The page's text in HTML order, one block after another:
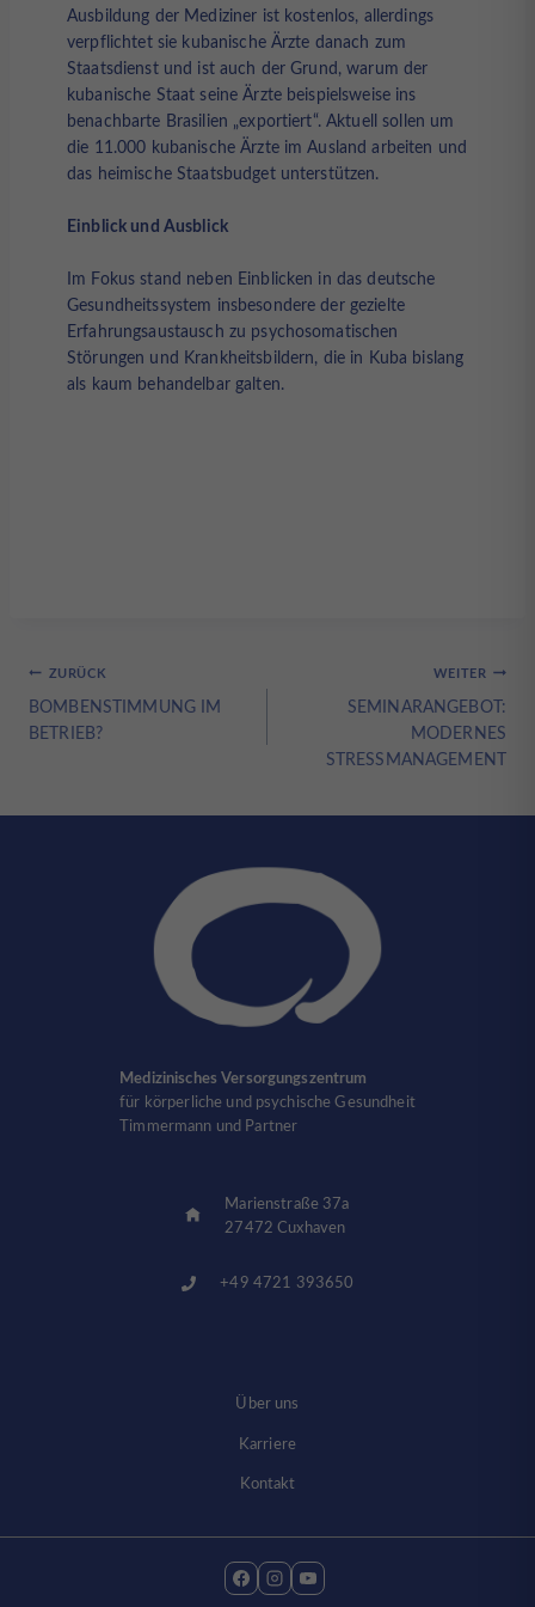
Ausbildung der Mediziner ist kostenlos, allerdings
verpflichtet sie kubanische Ärzte danach zum
Staatsdienst und ist auch der Grund, warum der
kubanische Staat seine Ärzte beispielsweise ins
benachbarte Brasilien „exportiert“. Aktuell sollen um
die 11.000 kubanische Ärzte im Ausland arbeiten und
das heimische Staatsbudget unterstützen.
Einblick und Ausblick
Im Fokus stand neben Einblicken in das deutsche
Gesundheitssystem insbesondere der gezielte
Erfahrungsaustausch zu psychosomatischen
Störungen und Krankheitsbildern, die in Kuba bislang
als kaum behandelbar galten.
Beitragsnavigation
ZURÜCK
BOMBENSTIMMUNG IM
BETRIEB?
WEITER
SEMINARANGEBOT:
MODERNES
STRESSMANAGEMENT
Medizinisches Versorgungszentrum
für körperliche und psychische Gesundheit
Timmermann und Partner
Marienstraße 37a
27472 Cuxhaven
+49 4721 393650
Über uns
Karriere
Kontakt